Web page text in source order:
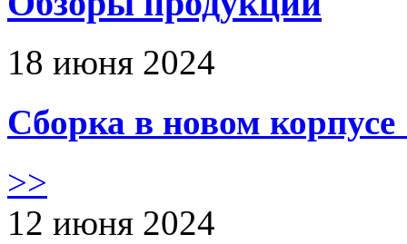
18 июня 2024
Сборка в новом
>>
12 июня 2024